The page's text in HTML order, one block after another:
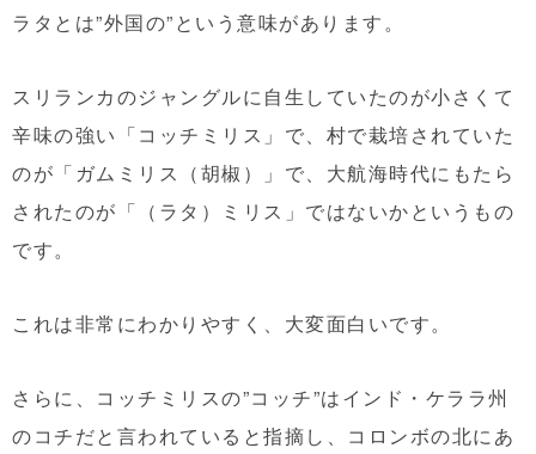
ラタとは”外国の”という意味があります。
スリランカのジャングルに自生していたのが小さくて
辛味の強い「コッチミリス」で、村で栽培されていた
のが「ガムミリス（胡椒）」で、大航海時代にもたら
されたのが「（ラタ）ミリス」ではないかというもの
です。
これは非常にわかりやすく、大変面白いです。
さらに、コッチミリスの”コッチ”はインド・ケララ州
のコチだと言われていると指摘し、コロンボの北にあ